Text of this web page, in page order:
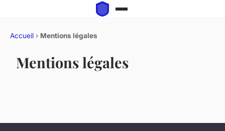
Accueil › Mentions légales
Mentions légales